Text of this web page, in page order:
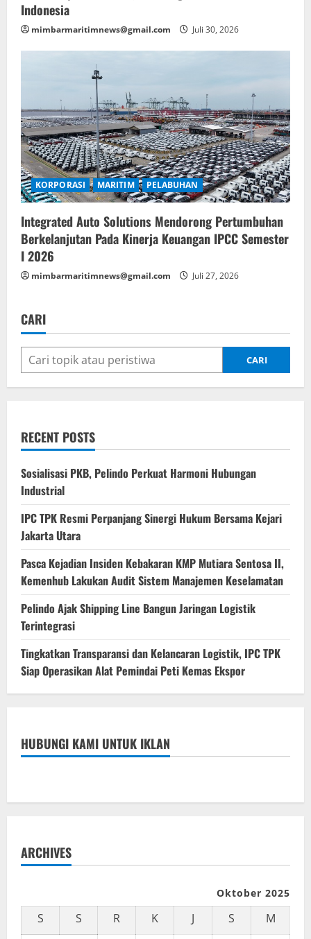
Indonesia
mimbarmaritimnews@gmail.com Juli 30, 2026
KORPORASI MARITIM PELABUHAN
Integrated Auto Solutions Mendorong Pertumbuhan
Berkelanjutan Pada Kinerja Keuangan IPCC Semester
I 2026
mimbarmaritimnews@gmail.com Juli 27, 2026
CARI
CARI
RECENT POSTS
Sosialisasi PKB, Pelindo Perkuat Harmoni Hubungan
Industrial
IPC TPK Resmi Perpanjang Sinergi Hukum Bersama Kejari
Jakarta Utara
Pasca Kejadian Insiden Kebakaran KMP Mutiara Sentosa II,
Kemenhub Lakukan Audit Sistem Manajemen Keselamatan
Pelindo Ajak Shipping Line Bangun Jaringan Logistik
Terintegrasi
Tingkatkan Transparansi dan Kelancaran Logistik, IPC TPK
Siap Operasikan Alat Pemindai Peti Kemas Ekspor
HUBUNGI KAMI UNTUK IKLAN
ARCHIVES
Oktober 2025
S S R K J S
M